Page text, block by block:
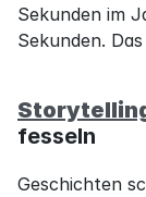
Sekunden im
Sekunden.
fesseln
Geschichten